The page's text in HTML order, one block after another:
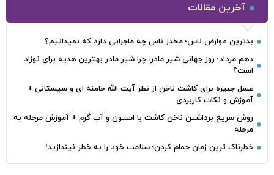
آخرین مقالات
بدترین عوارض ناس؛ مخدر ناس چه ماجرایی دارد که نمیدانیم؟
دهم مرداد؛ روز جهانی شیر مادر؛ چرا شیر مادر بهترین هدیه برای نوزاد
است؟
غسل جبیره برای کاشت ناخن از نظر آیت الله خامنه ای و سیستانی +
آموزش و نکات کاربردی
روش سریع برداشتن ناخن کاشت با استون و آب گرم + آموزش مرحله به
مرحله
خطرناک‌ ترین زمان‌ حمام کردن؛ سلامت خود را به خطر نیندازید!